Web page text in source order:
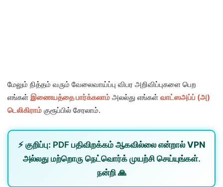
மேலும் நித்தம் வரும் வேலைவாய்ப்பு விபர அறிவிப்புகளை பெற
எங்கள் இணையத்தை பார்க்கலாம் அலல்து எங்கள் வாட்ஸஅப்ப் (அ)
டெலிகிராம் குரூப்பில் சேரலாம்.
⚡ குறிப்பு: PDF பதிவிறக்கம் ஆகவில்லை என்றால் VPN
அல்லது மற்றொரு நெட்வொர்க்முயற்சி செய்யுங்கள்.
நன்றி 🙏